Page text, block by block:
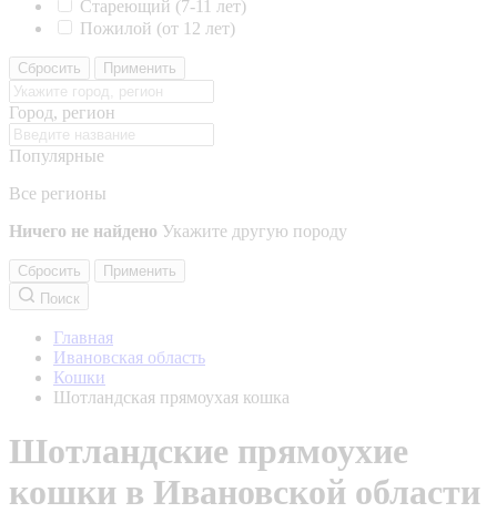
Стареющий (7-11 лет)
Пожилой (от 12 лет)
Сбросить Применить
Город, регион
Популярные
Все регионы
Ничего не найдено Укажите другую породу
Сбросить
Применить
Поиск
Главная
Ивановская область
Кошки
Шотландская прямоухая кошка
Шотландские прямоухие
кошки в Ивановской области